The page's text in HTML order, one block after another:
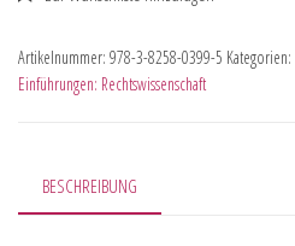
Artikelnummer: 978-3-8258-0399-5 Kategorien:
Einführungen: Rechtswissenschaft
BESCHREIBUNG